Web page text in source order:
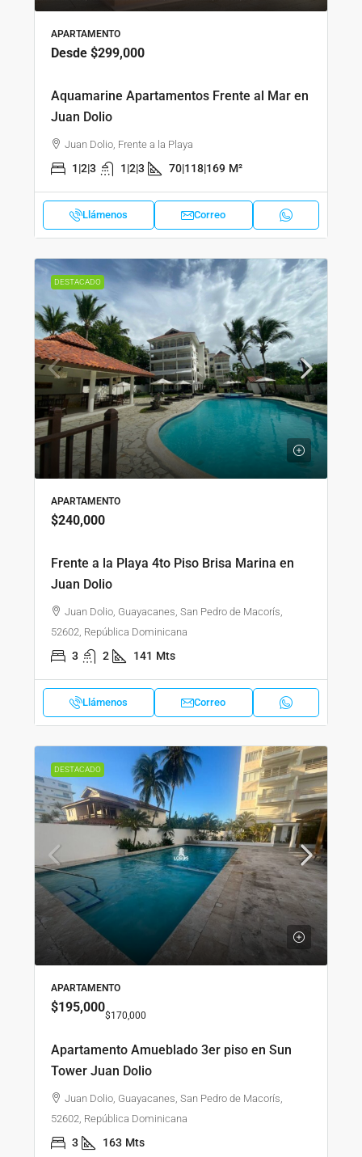
APARTAMENTO
Desde $299,000
Aquamarine Apartamentos Frente al Mar en
Juan Dolio
Juan Dolio, Frente a la Playa
1|2|3 1|2|3 70|118|169 M²
Llámenos Correo
DESTACADO
APARTAMENTO
$240,000
Frente a la Playa 4to Piso Brisa Marina en
Juan Dolio
Juan Dolio, Guayacanes, San Pedro de Macorís,
52602, República Dominicana
3 2 141 Mts
Llámenos Correo
DESTACADO
APARTAMENTO
$195,000
$170,000
Apartamento Amueblado 3er piso en Sun
Tower Juan Dolio
Juan Dolio, Guayacanes, San Pedro de Macorís,
52602, República Dominicana
3 163 Mts